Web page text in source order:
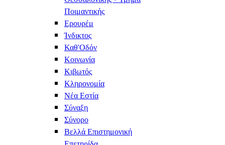
Ποιμαντικής
Ερουρέμ
Ίνδικτος
Καθ'Οδόν
Κοινωνία
Κιβωτός
Κληρονομία
Νέα Εστία
Σύναξη
Σύνορο
Βελλά Επιστημονική